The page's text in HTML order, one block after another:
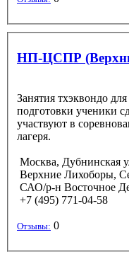
НП-ЦСПР
Занятия тхэквондо
подготовки ученики
участвуют в
лагеря.
Москва, Дубнинская
Верхние Лихоборы,
САО/р-н Восточное
+7 (495) 771-04-58
Отзывы: 0